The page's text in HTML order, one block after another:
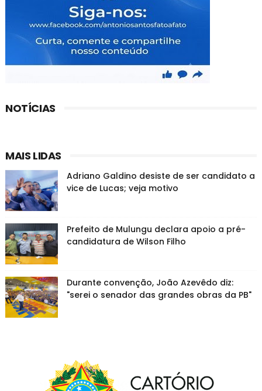
NOTÍCIAS
MAIS LIDAS
Adriano Galdino desiste de ser candidato a
vice de Lucas; veja motivo
Prefeito de Mulungu declara apoio a pré-
candidatura de Wilson Filho
Durante convenção, João Azevêdo diz:
"serei o senador das grandes obras da PB"